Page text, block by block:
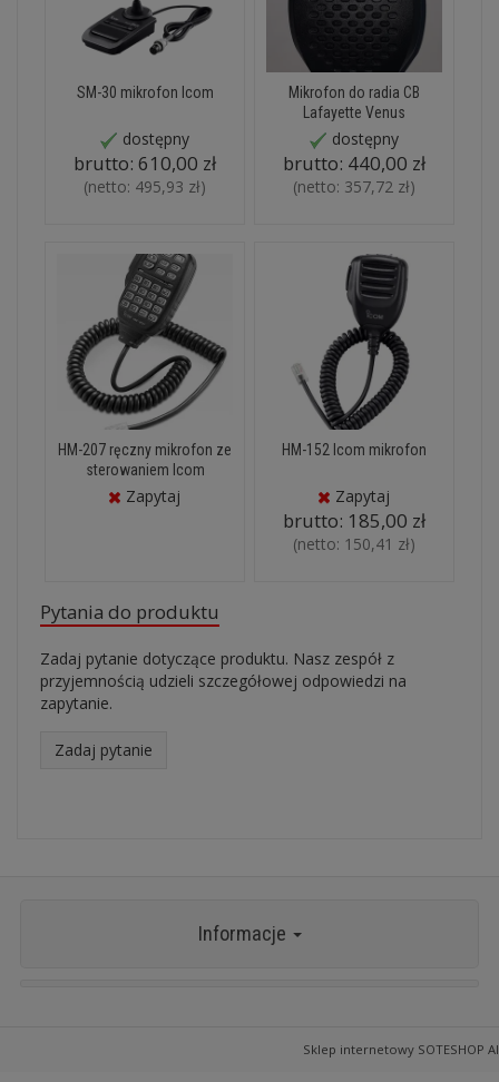
SM-30 mikrofon Icom
dostępny
brutto: 610,00 zł
(netto: 495,93 zł)
Mikrofon do radia CB
Lafayette Venus
dostępny
brutto: 440,00 zł
(netto: 357,72 zł)
HM-207 ręczny mikrofon ze
sterowaniem Icom
Zapytaj
HM-152 Icom mikrofon
Zapytaj
brutto: 185,00 zł
(netto: 150,41 zł)
Pytania do produktu
Zadaj pytanie dotyczące produktu. Nasz zespół z
przyjemnością udzieli szczegółowej odpowiedzi na
zapytanie.
Zadaj pytanie
Informacje
Sklep internetowy SOTESHOP AI